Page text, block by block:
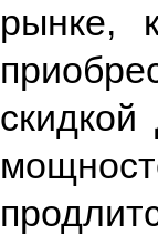
рынке,